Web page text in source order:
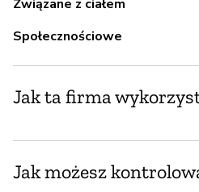
Związane z ciałem
Społecznościowe
Jak ta firma
Jak możesz